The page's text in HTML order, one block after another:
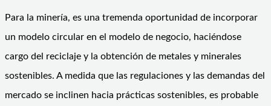
Para la minería, es una tremenda oportunidad de incorporar
un modelo circular en el modelo de negocio, haciéndose
cargo del reciclaje y la obtención de metales y minerales
sostenibles. A medida que las regulaciones y las demandas del
mercado se inclinen hacia prácticas sostenibles, es probable